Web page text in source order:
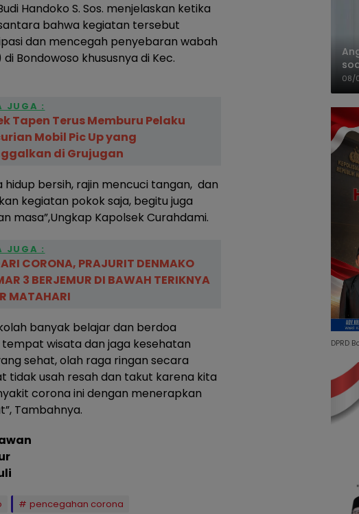
Handoko S. Sos. menjelaskan ketika
bahwa kegiatan tersebut
dan mencegah penyebaran wabah
Bondowoso khususnya di Kec.
JUGA :
Tapen Terus Memburu Pelaku
Mobil Pic Up yang
di Grujugan
bersih, rajin mencuci tangan, dan
kegiatan pokok saja, begitu juga
masa”,Ungkap Kapolsek Curahdami.
JUGA :
CORONA, PRAJURIT DENMAKO
3 BERJEMUR DI BAWAH TERIKNYA
MATAHARI
banyak belajar dan berdoa
wisata dan jaga kesehatan
sehat, olah raga ringan secara
tidak usah resah dan takut karena kita
corona ini dengan menerapkan
Tambahnya.
pencegahan corona
08/
DPRD